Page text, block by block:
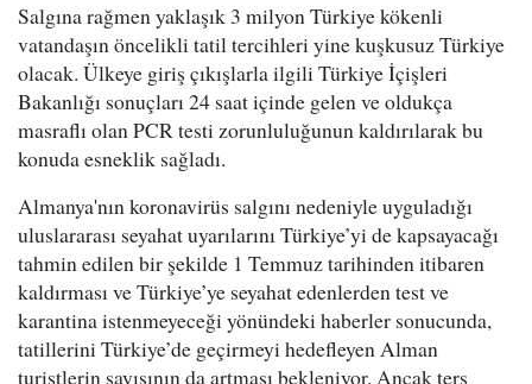
Salgına rağmen yaklaşık 3 milyon Türkiye kökenli
vatandaşın öncelikli tatil tercihleri yine kuşkusuz Türkiye
olacak. Ülkeye giriş çıkışlarla ilgili Türkiye İçişleri
Bakanlığı sonuçları 24 saat içinde gelen ve oldukça
masraflı olan PCR testi zorunluluğunun kaldırılarak bu
konuda esneklik sağladı.
Almanya'nın koronavirüs salgını nedeniyle uyguladığı
uluslararası seyahat uyarılarını Türkiye’yi de kapsayacağı
tahmin edilen bir şekilde 1 Temmuz tarihinden itibaren
kaldırması ve Türkiye’ye seyahat edenlerden test ve
karantina istenmeyeceği yönündeki haberler sonucunda,
tatillerini Türkiye’de geçirmeyi hedefleyen Alman
turistlerin sayısının da artması bekleniyor. Ancak ters